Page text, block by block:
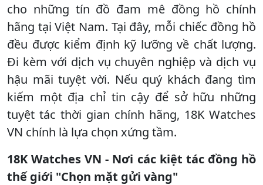
cho những tín đồ đam mê đồng hồ chính
hãng tại Việt Nam. Tại đây, mỗi chiếc đồng hồ
đều được kiểm định kỹ lưỡng về chất lượng.
Đi kèm với dịch vụ chuyên nghiệp và dịch vụ
hậu mãi tuyệt vời. Nếu quý khách đang tìm
kiếm một địa chỉ tin cậy để sở hữu những
tuyệt tác thời gian chính hãng, 18K Watches
VN chính là lựa chọn xứng tầm.
18K Watches VN - Nơi các kiệt tác đồng hồ
thế giới "Chọn mặt gửi vàng"